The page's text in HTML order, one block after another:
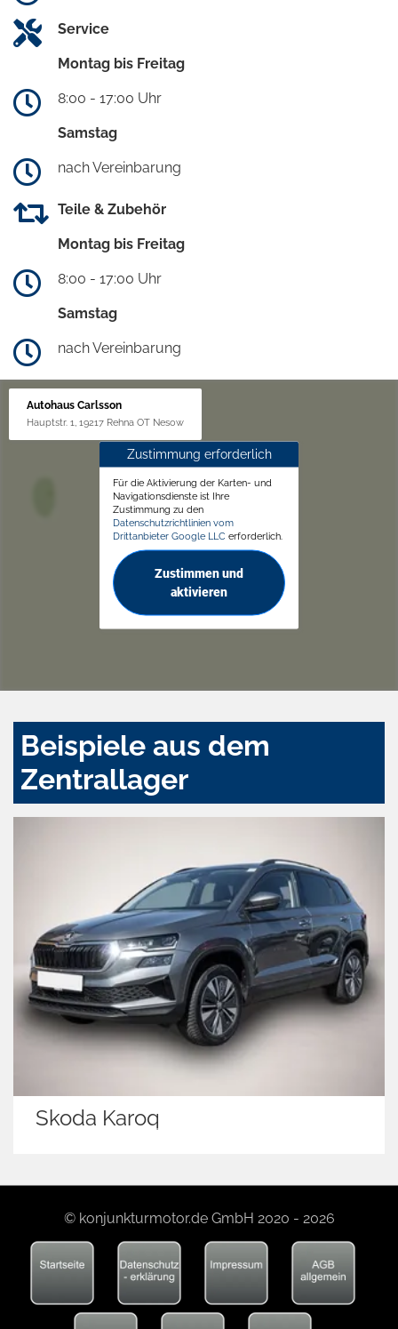
Service
Montag bis Freitag
8:00 - 17:00 Uhr
Samstag
nach Vereinbarung
Teile & Zubehör
Montag bis Freitag
8:00 - 17:00 Uhr
Samstag
nach Vereinbarung
Autohaus Carlsson
Hauptstr. 1, 19217 Rehna OT Nesow
Zustimmung erforderlich
Für die Aktivierung der Karten- und
Navigationsdienste ist Ihre
Zustimmung zu den
Datenschutzrichtlinien vom
Drittanbieter Google LLC erforderlich.
Zustimmen und
aktivieren
Beispiele aus dem
Zentrallager
Skoda Karoq
© konjunkturmotor.de GmbH 2020 - 2026